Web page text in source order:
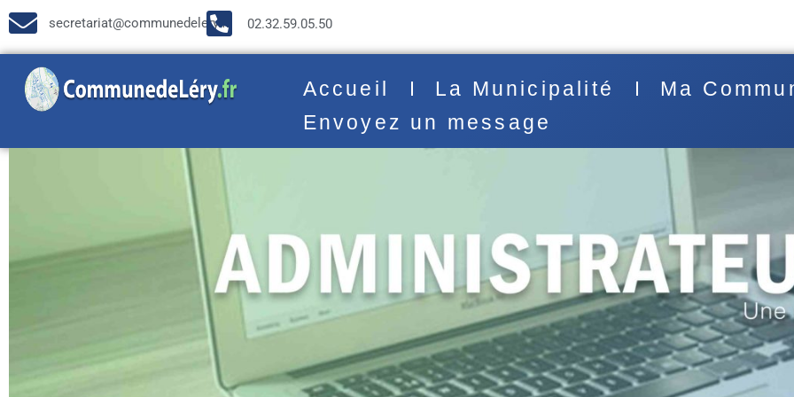
secretariat@communedelery.fr 02.32.59.05.50
Accueil La Municipalité Ma
Envoyez un message